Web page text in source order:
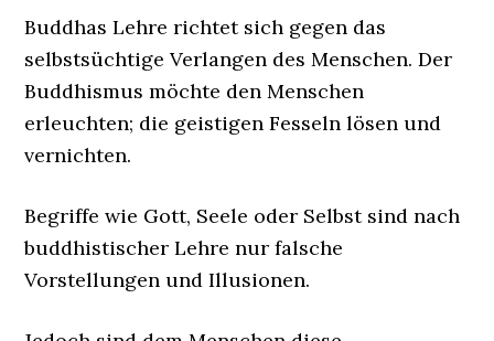
Buddhas Lehre richtet sich gegen das
selbstsüchtige Verlangen des Menschen. Der
Buddhismus möchte den Menschen
erleuchten; die geistigen Fesseln lösen und
vernichten.
Begriffe wie Gott, Seele oder Selbst sind nach
buddhistischer Lehre nur falsche
Vorstellungen und Illusionen.